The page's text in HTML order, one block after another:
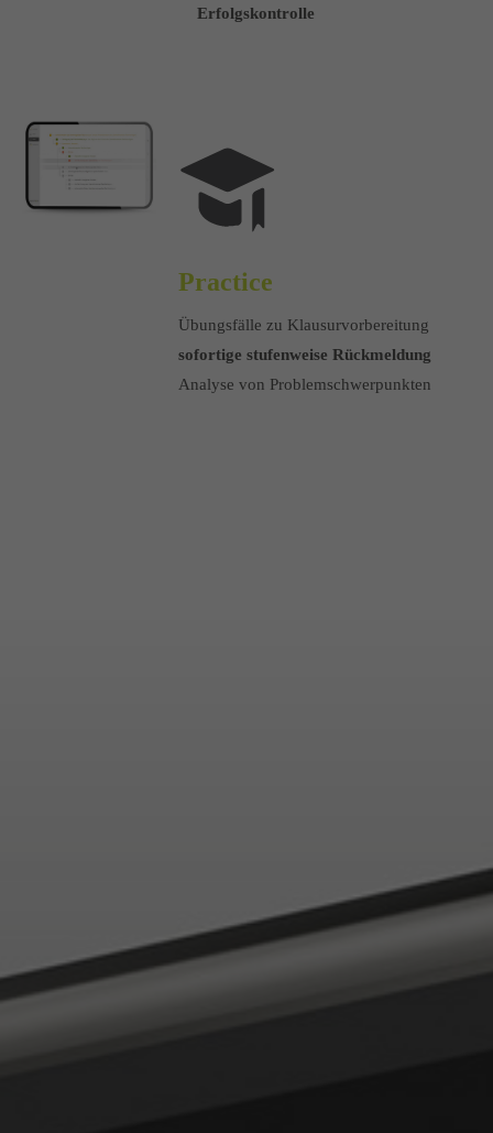
Erfolgskontrolle
Practice
Übungsfälle zu Klausurvorbereitung
sofortige stufenweise Rückmeldung
Analyse von Problemschwerpunkten